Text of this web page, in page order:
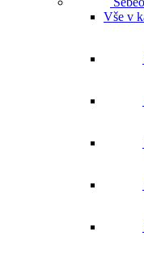
Vše v